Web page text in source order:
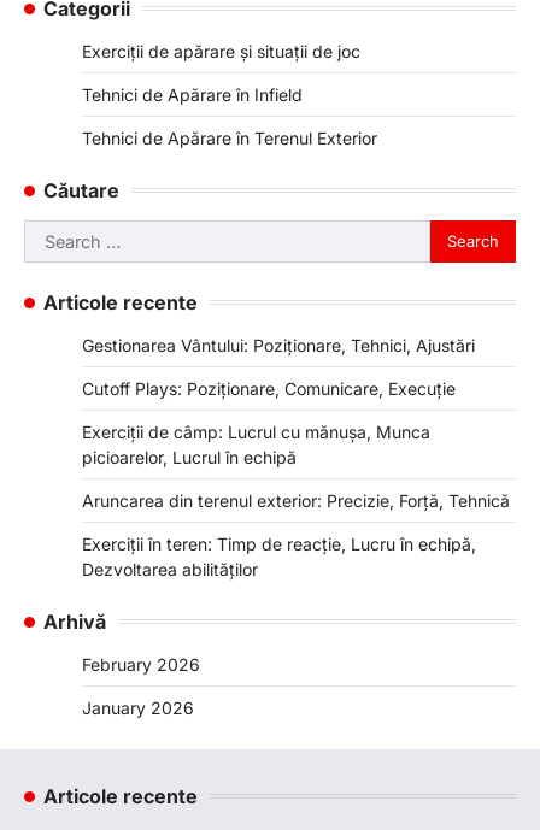
Categorii
Exerciții de apărare și situații de joc
Tehnici de Apărare în Infield
Tehnici de Apărare în Terenul Exterior
Căutare
Search
for:
Articole recente
Gestionarea Vântului: Poziționare, Tehnici, Ajustări
Cutoff Plays: Poziționare, Comunicare, Execuție
Exerciții de câmp: Lucrul cu mănușa, Munca
picioarelor, Lucrul în echipă
Aruncarea din terenul exterior: Precizie, Forță, Tehnică
Exerciții în teren: Timp de reacție, Lucru în echipă,
Dezvoltarea abilităților
Arhivă
February 2026
January 2026
Articole recente